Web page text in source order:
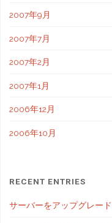
2007年9月
2007年7月
2007年2月
2007年1月
2006年12月
2006年10月
RECENT ENTRIES
サーバーをアップグレー